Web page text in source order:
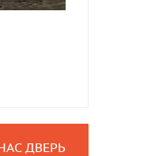
ДВЕРЬ